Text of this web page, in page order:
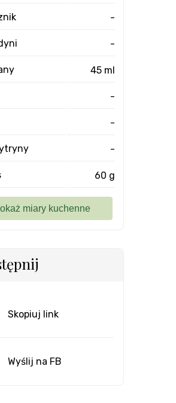
-
-
45 ml
-
-
-
60 g
Skopiuj link
Wyślij na FB